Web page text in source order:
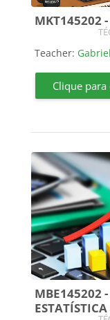
MKT145202
Teacher:
Clique
MBE145202